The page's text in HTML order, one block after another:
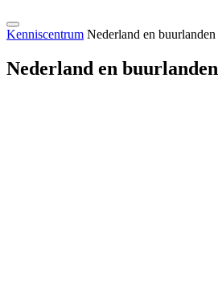
Kenniscentrum Nederland en buurlanden
Nederland en buurlanden